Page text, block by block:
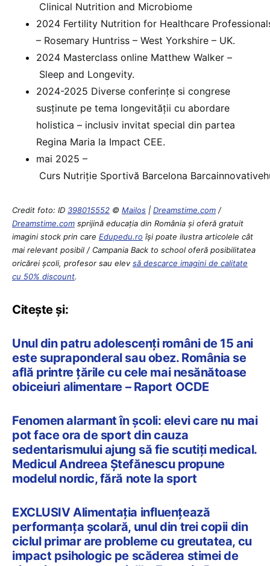
Clinical Nutrition and Microbiome
2024 Fertility Nutrition for Healthcare
– Rosemary Huntriss – West Yorkshire – UK.
2024 Masterclass online Matthew Walker –
Sleep and Longevity.
2024-2025 Diverse conferințe si congrese
susținute pe tema longevității cu abordare
holistica – inclusiv invitat special din partea
Regina Maria la Impact CEE.
mai 2025 –
Curs Nutriție Sportivă Barcelona
Credit foto: ID 398015552 © Mailos | Dreamstime.com /
Dreamstime.com sprijină educaţia din România şi oferă gratuit
imagini stock prin care Edupedu.ro îşi poate ilustra articolele cât
mai relevant posibil / Campania Back to school oferă posibilitatea
oricărei școli, profesor sau elevsă descarce imagini de calitate
cu 50% discount.
Citește și:
Unul din patru adolescenți români de 15 ani
este supraponderal sau obez. România se
află printre țările cu cele mai nesănătoase
obiceiuri alimentare – Raport OCDE
Fenomen alarmant în școli: elevi care nu mai
pot face ora de sport din cauza
sedentarismului ajung să fie scutiți medical.
Medicul Andreea Ștefănescu propune
modelul nordic, fără note la sport
EXCLUSIV Alimentația influențează
performanța școlară, unul din trei copii din
ciclul primar are probleme cu greutatea, cu
impact psihologic pe scăderea stimei de